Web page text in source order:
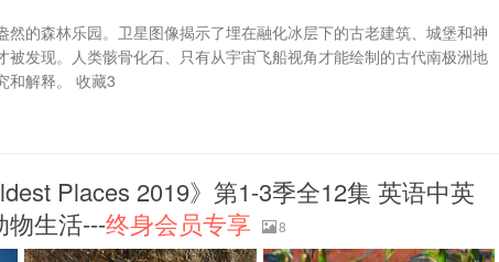
的森林乐园。卫星图像揭示了埋在融化冰层下的古老建筑、城堡和神
发现。人类骸骨化石、只有从宇宙飞船视角才能绘制的古代南极洲地
和解释。 收藏3
Places 2019》第1-3季全12集 英语中英
物生活---终身会员专享 8